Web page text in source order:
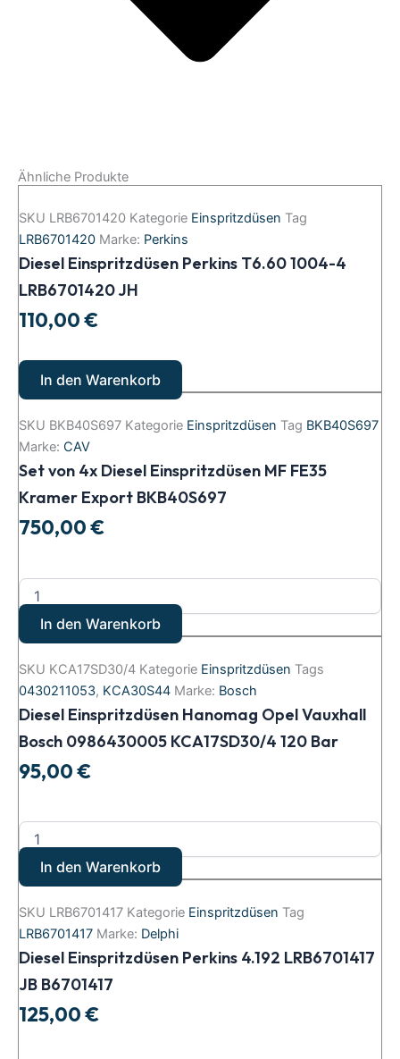
Ähnliche Produkte
SKU LRB6701420 Kategorie Einspritzdüsen Tag
LRB6701420 Marke: Perkins
Diesel Einspritzdüsen Perkins T6.60 1004-4
LRB6701420 JH
110,00€
In den Warenkorb
SKU BKB40S697 Kategorie Einspritzdüsen Tag BKB40S697
Marke: CAV
Set von 4x Diesel Einspritzdüsen MF FE35
Kramer Export BKB40S697
750,00€
In den Warenkorb
SKU KCA17SD30/4 Kategorie Einspritzdüsen Tags
0430211053, KCA30S44 Marke: Bosch
Diesel Einspritzdüsen Hanomag Opel Vauxhall
Bosch 0986430005 KCA17SD30/4 120 Bar
95,00€
In den Warenkorb
SKU LRB6701417 Kategorie Einspritzdüsen Tag
LRB6701417 Marke: Delphi
Diesel Einspritzdüsen Perkins 4.192 LRB6701417
JB B6701417
125,00€